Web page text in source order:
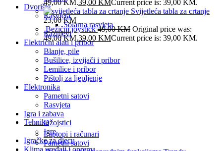
Dvorište
Rasvjeta
Solarna rasvjeta
Raznjevi
Električni alati i pribor
Blanje, pile
Bušilice, izvijači i pribor
Lemilice i pribor
Pištolj za ljepljenje
Elektronika
Pametni satovi
Rasvjeta
Igra i zabava
Džojstici
Igre
Igračke za djecu
Klima uređaji i oprema
49,00 KM.39,00 KMCurrent price is: 39,00 KM.
Svijetleća tabla za crtanje
23,00KM
Bežični joystick49,00KM Original price was:
49,00 KM.39,00 KMCurrent price is: 39,00 KM.
Tehnika
Laptopi i računari
Pametni satovi